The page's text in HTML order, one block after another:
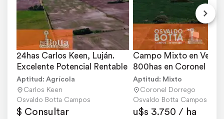
24has Carlos Keen, Luján.
Excelente Potencial Rentable
Aptitud: Agrícola
Carlos Keen
Osvaldo Botta Campos
$ Consultar
Campo Mixto en Venta,
800has en Coronel
BS AS
Aptitud: Mixto
Coronel Dorrego
Osvaldo Botta Campos
u$s 3.750 / ha